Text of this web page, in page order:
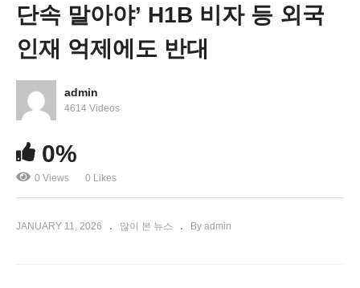
10426 (뉴스속보) 미국 델타포스 마두로 생포 뉴욕
압송, 정권이양시까지 통치
단속 말아야’ H1B 비자 등 외국
인재 억제에도 반대
admin
4614 Videos
0%
0 Views 0 Likes
JANUARY 11, 2026 많이 본 뉴스 By admin